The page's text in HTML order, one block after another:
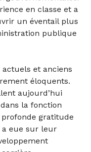
en classe et a
un éventail plus
publique
et anciens
éloquents.
aujourd’hui
la fonction
gratitude
a eue sur leur